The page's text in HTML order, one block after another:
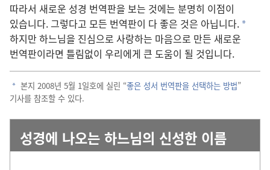
따라서 새로운 성경 번역판을 보는 것에는 분명히 이점이
있습니다. 그렇다고 모든 번역판이 다 좋은 것은 아닙니다. a
하지만 하느님을 진심으로 사랑하는 마음으로 만든 새로운
번역판이라면 틀림없이 우리에게 큰 도움이 될 것입니다.
a 본지 2008년 5월 1일호에 실린 “좋은 성서 번역판을 선택하는 방법”
기사를 참조할 수 있다.
성경에 나오는 하느님의 신성한 이름